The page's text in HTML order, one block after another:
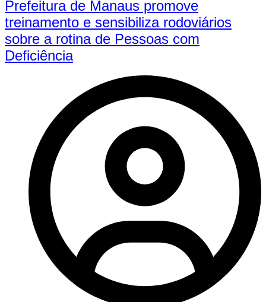
Prefeitura de Manaus promove
treinamento e sensibiliza rodoviários
sobre a rotina de Pessoas com
Deficiência